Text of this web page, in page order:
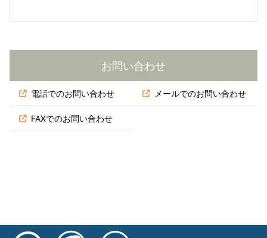
お問い合わせ
電話でのお問い合わせ メールでのお問い合わせ
FAXでのお問い合わせ